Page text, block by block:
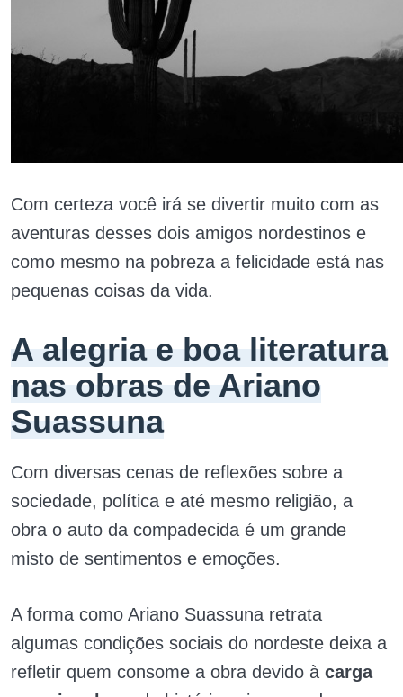
Com certeza você irá se divertir muito com as
aventuras desses dois amigos nordestinos e
como mesmo na pobreza a felicidade está nas
pequenas coisas da vida.
A alegria e boa literatura
nas obras de Ariano
Suassuna
Com diversas cenas de reflexões sobre a
sociedade, política e até mesmo religião, a
obra o auto da compadecida é um grande
misto de sentimentos e emoções.
A forma como Ariano Suassuna retrata
algumas condições sociais do nordeste deixa a
refletir quem consome a obra devido à carga